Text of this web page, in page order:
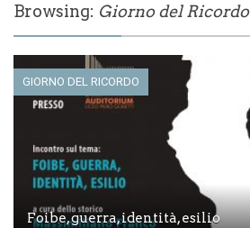
Browsing: Giorno del Ricordo
GIORNO DEL RICORDO
Foibe, guerra, identità, esilio